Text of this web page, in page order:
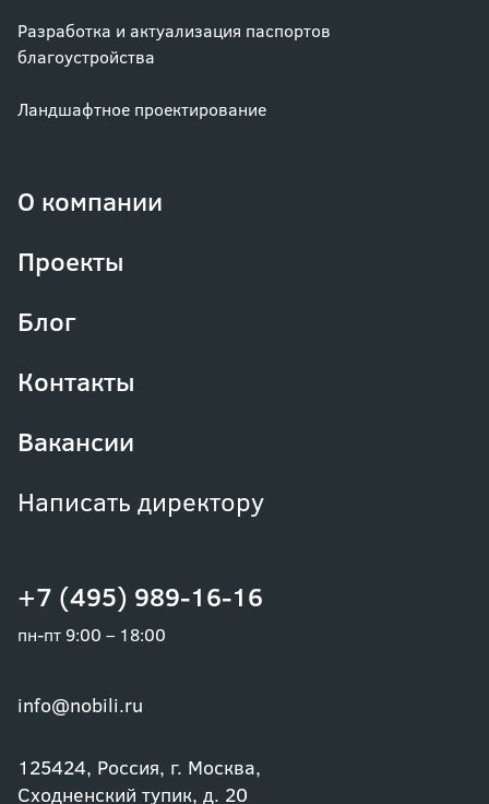
+7 (495) 989-16-16
пн-пт 9:00 – 18:00
info@nobili.ru
125424, Россия, г. Москва,
Сходненский тупик, д. 20
Разработка и актуализация паспортов
благоустройства
Ландшафтное проектирование
О компании
Проекты
Блог
Контакты
Вакансии
Написать директору